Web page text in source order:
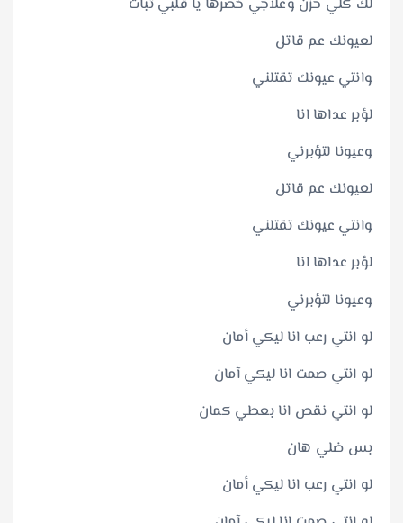
لك كلي حزن وعلاجي خصرها يا قلبي ثبات
لعيونك عم قاتل
وانتي عيونك تقتلني
لؤبر عداها انا
وعيونا لتؤبرني
لعيونك عم قاتل
وانتي عيونك تقتلني
لؤبر عداها انا
وعيونا لتؤبرني
لو انتي رعب انا ليكي أمان
لو انتي صمت انا ليكي آمان
لو انتي نقص انا بعطي كمان
بس ضلي هان
لو انتي رعب انا ليكي أمان